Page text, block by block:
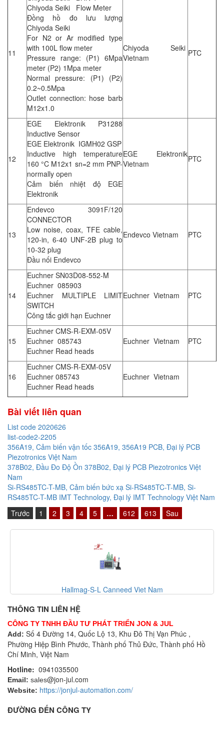
11
Chiyoda Seiki Flow Meter
Đồng hồ đo lưu lượng
Chiyoda Seiki
For N2 or Ar modified type
with 100L flow meter
Pressure range: (P1) 6Mpa
meter (P2) 1Mpa meter
Normal pressure: (P1) (P2)
0.2~0.5Mpa
Outlet connection: hose barb
M12x1.0
Chiyoda Seiki
Vietnam
PTC
12
EGE Elektronik P31288
Inductive Sensor
EGE Elektronik IGMH02 GSP
Inductive high temperature
160 °C M12x1 sn=2 mm PNP-
normally open
Cảm biến nhiệt độ EGE
Elektronik
EGE Elektronik
Vietnam
PTC
13
Endevco 3091F/120
CONNECTOR
Low noise, coax, TFE cable,
120-in, 6-40 UNF-2B plug to
10-32 plug
Đầu nối Endevco
Endevco Vietnam PTC
14
Euchner SN03D08-552-M
Euchner 085903
Euchner MULTIPLE LIMIT
SWITCH
Công tắc giới hạn Euchner
Euchner Vietnam PTC
15
Euchner CMS-R-EXM-05V
Euchner 085743
Euchner Read heads
Euchner Vietnam PTC
16
Euchner CMS-R-EXM-05V
Euchner 085743
Euchner Read heads
Euchner Vietnam
Bài viết liên quan
List code 2020626
list-code2-2205
356A19, Cảm biến vận tốc 356A19, 356A19 PCB, Đại lý PCB
Piezotronics Việt Nam
378B02, Đầu Đo Độ Ồn 378B02, Đại lý PCB Piezotronics Việt
Nam
Si-RS485TC-T-MB, Cảm biến bức xạ Si-RS485TC-T-MB, Si-
RS485TC-T-MB IMT Technology, Đại lý IMT Technology Việt Nam
Trước
1 2 3 4 5 … 612 613 Sau
Canneed-BCT-100-T Canneed Viet Nam
THÔNG TIN LIÊN HỆ
CÔNG TY TNHH ĐẦU TƯ PHÁT TRIỂN JON & JUL
Add: Số 4 Đường 14, Quốc Lộ 13, Khu Đô Thị Vạn Phúc ,
Phường Hiệp Bình Phước, Thành phố Thủ Đức, Thành phố Hồ
Chí Minh, Việt Nam
Hotline: 0941035500
Email: sales@jon-jul.com
Website: https://jonjul-automation.com/
ĐƯỜNG ĐẾN CÔNG TY